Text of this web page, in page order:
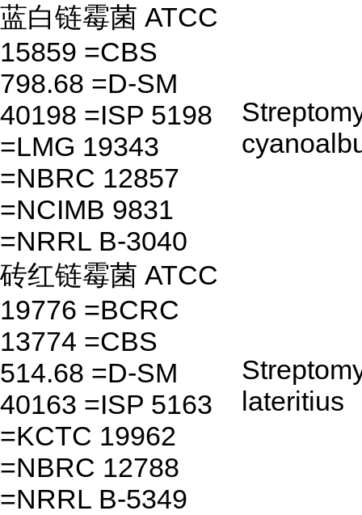
蓝白链霉菌 ATCC
15859 =CBS
798.68 =D-SM
40198 =ISP 5198
=LMG 19343
=NBRC 12857
=NCIMB 9831
=NRRL B-3040
砖红链霉菌 ATCC
19776 =BCRC
13774 =CBS
514.68 =D-SM
40163 =ISP 5163
=KCTC 19962
=NBRC 12788
=NRRL B-5349
lateritius